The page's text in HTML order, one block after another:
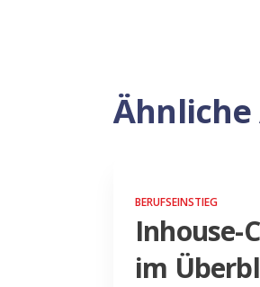
BERUFSEINSTIEG
Inhouse-
im